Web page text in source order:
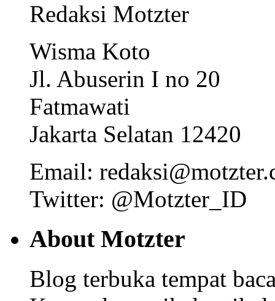
Redaksi Motzter
Wisma Koto
Jl. Abuserin I no 20
Fatmawati
Jakarta Selatan 12420
Email:
Twitter: @Motzter_ID
About Motzter
Blog terbuka tempat